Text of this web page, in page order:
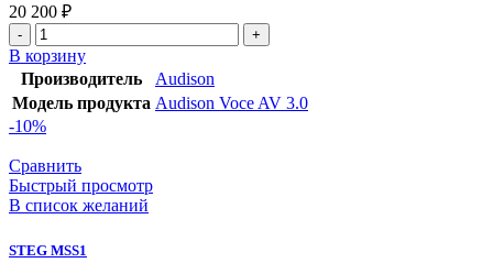
20 200 ₽
Количество
товара
Audison
Voce
AV
3.0
В корзину
Производитель
Audison
Модель продукта Audison Voce AV 3.0
-10%
Сравнить
Быстрый просмотр
В список желаний
STEG MSS1